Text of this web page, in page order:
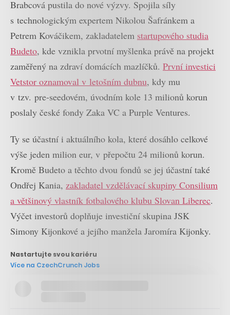
Brabcová pustila do nové výzvy. Spojila síly
s technologickým expertem Nikolou Šafránkem a
Petrem Kováčikem, zakladatelem startupového studia
Budeto, kde vznikla prvotní myšlenka právě na projekt
zaměřený na zdraví domácích mazlíčků. První investici
Vetstor oznamoval v letošním dubnu, kdy mu
v tzv. pre-seedovém, úvodním kole 13 milionů korun
poslaly české fondy Zaka VC a Purple Ventures.
Ty se účastní i aktuálního kola, které dosáhlo celkové
výše jeden milion eur, v přepočtu 24 milionů korun.
Kromě Budeto a těchto dvou fondů se jej účastní také
Ondřej Kania, zakladatel vzdělávací skupiny Consilium
a většinový vlastník fotbalového klubu Slovan Liberec.
Výčet investorů doplňuje investiční skupina JSK
Simony Kijonkové a jejího manžela Jaromíra Kijonky.
Nastartujte svou kariéru
Více na CzechCrunch Jobs